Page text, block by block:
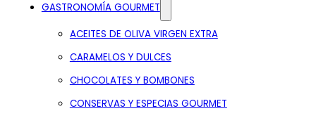
GASTRONOMÍA GOURMET
ACEITES DE OLIVA VIRGEN EXTRA
CARAMELOS Y DULCES
CHOCOLATES Y BOMBONES
CONSERVAS Y ESPECIAS GOURMET